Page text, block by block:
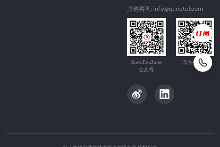
其他咨询: info@quectel.com
QuecDevZone
公众号
官方公众号